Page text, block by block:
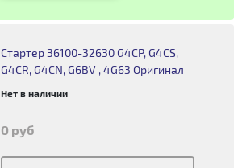
Стартер 36100-32630 G4CP, G4CS,
G4CR, G4CN, G6BV , 4G63 Оригинал
Нет в наличии
0 руб